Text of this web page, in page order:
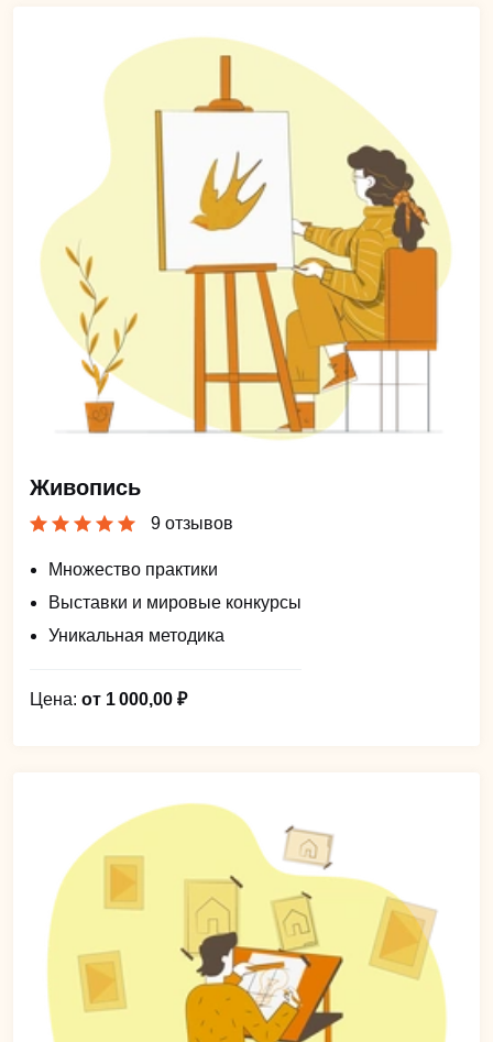
Живопись
9 отзывов
Множество практики
Выставки и мировые конкурсы
Уникальная методика
Цена: от 1 000,00 ₽